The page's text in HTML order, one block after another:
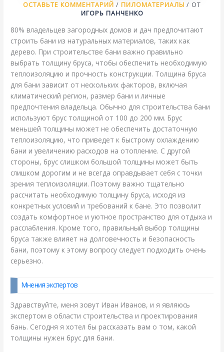
ОСТАВЬТЕ КОММЕНТАРИЙ / ПИЛОМАТЕРИАЛЫ / ОТ
ИГОРЬ ПАНЧЕНКО
80% владельцев загородных домов и дач предпочитают
строить бани из натуральных материалов, таких как
дерево. При строительстве бани важно правильно
выбрать толщину бруса, чтобы обеспечить необходимую
теплоизоляцию и прочность конструкции. Толщина бруса
для бани зависит от нескольких факторов, включая
климатический регион, размер бани и личные
предпочтения владельца. Обычно для строительства бани
используют брус толщиной от 100 до 200 мм. Брус
меньшей толщины может не обеспечить достаточную
теплоизоляцию, что приведет к быстрому охлаждению
бани и увеличению расходов на отопление. С другой
стороны, брус слишком большой толщины может быть
слишком дорогим и не всегда оправдывает себя с точки
зрения теплоизоляции. Поэтому важно тщательно
рассчитать необходимую толщину бруса, исходя из
конкретных условий и требований к бане. Это позволит
создать комфортное и уютное пространство для отдыха и
расслабления. Кроме того, правильный выбор толщины
бруса также влияет на долговечность и безопасность
бани, поэтому к этому вопросу следует подходить очень
серьезно.
Мнения экспертов
Здравствуйте, меня зовут Иван Иванов, и я являюсь
экспертом в области строительства и проектирования
бань. Сегодня я хотел бы рассказать вам о том, какой
толщины нужен брус для бани.